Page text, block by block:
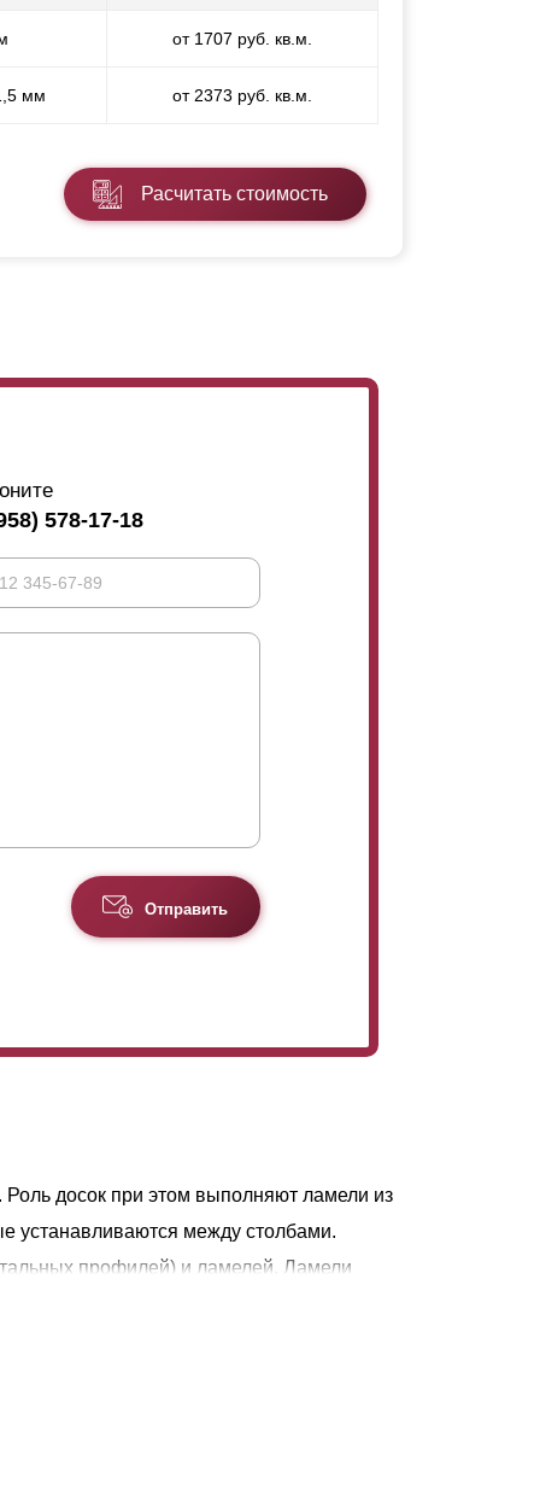
от 1707 руб. кв.м.
мм от 2373 руб. кв.м.
Расчитать стоимость
578-17-18
Отправить
Роль досок при этом выполняют ламели из
устанавливаются между столбами.
профилей) и ламелей. Ламели